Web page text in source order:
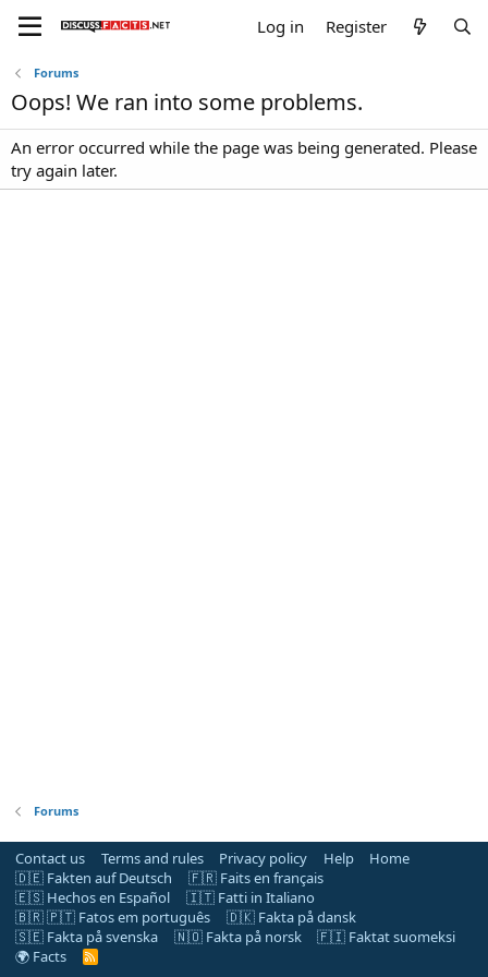
Log in Register
Forums
Oops! We ran into some problems.
An error occurred while the page was being generated. Please
try again later.
Forums
Contact us Terms and rules Privacy policy Help
Home
🇩🇪 Fakten auf Deutsch
🇫🇷 Faits en français
🇪🇸 Hechos en Español
🇮🇹 Fatti in Italiano
🇧🇷 🇵🇹 Fatos em português
🇩🇰 Fakta på dansk
🇸🇪 Fakta på svenska
🇳🇴 Fakta på norsk
🇫🇮 Faktat suomeksi
🌍 Facts
R